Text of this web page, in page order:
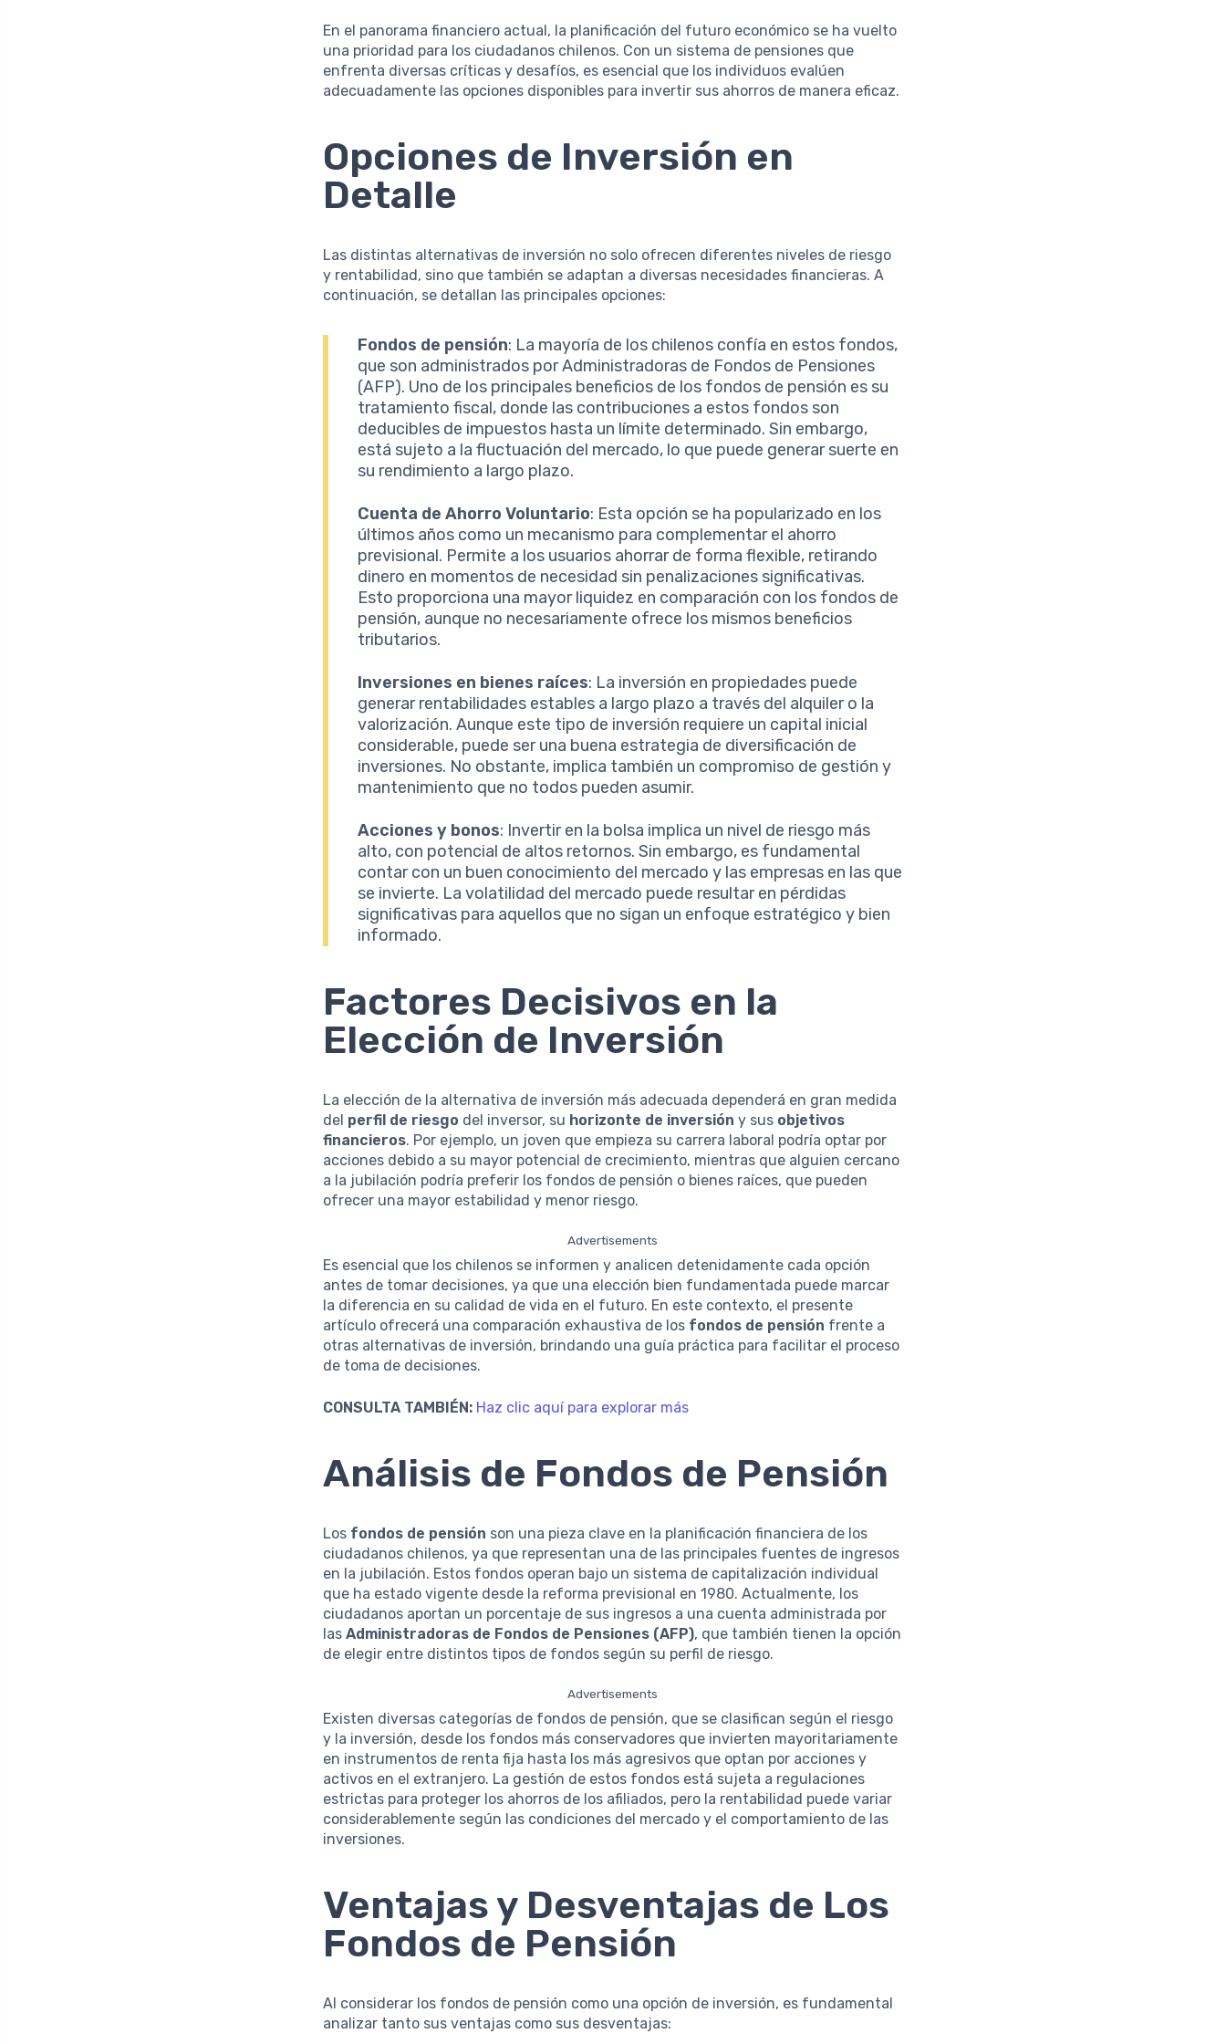
En el panorama financiero actual, la planificación del futuro económico se ha vuelto
una prioridad para los ciudadanos chilenos. Con un sistema de pensiones que
enfrenta diversas críticas y desafíos, es esencial que los individuos evalúen
adecuadamente las opciones disponibles para invertir sus ahorros de manera eficaz.
Opciones de Inversión en
Detalle
Las distintas alternativas de inversión no solo ofrecen diferentes niveles de riesgo
y rentabilidad, sino que también se adaptan a diversas necesidades financieras. A
continuación, se detallan las principales opciones:
Fondos de pensión: La mayoría de los chilenos confía en estos fondos,
que son administrados por Administradoras de Fondos de Pensiones
(AFP). Uno de los principales beneficios de los fondos de pensión es su
tratamiento fiscal, donde las contribuciones a estos fondos son
deducibles de impuestos hasta un límite determinado. Sin embargo,
está sujeto a la fluctuación del mercado, lo que puede generar suerte en
su rendimiento a largo plazo.
Cuenta de Ahorro Voluntario: Esta opción se ha popularizado en los
últimos años como un mecanismo para complementar el ahorro
previsional. Permite a los usuarios ahorrar de forma flexible, retirando
dinero en momentos de necesidad sin penalizaciones significativas.
Esto proporciona una mayor liquidez en comparación con los fondos de
pensión, aunque no necesariamente ofrece los mismos beneficios
tributarios.
Inversiones en bienes raíces: La inversión en propiedades puede
generar rentabilidades estables a largo plazo a través del alquiler o la
valorización. Aunque este tipo de inversión requiere un capital inicial
considerable, puede ser una buena estrategia de diversificación de
inversiones. No obstante, implica también un compromiso de gestión y
mantenimiento que no todos pueden asumir.
Acciones y bonos: Invertir en la bolsa implica un nivel de riesgo más
alto, con potencial de altos retornos. Sin embargo, es fundamental
contar con un buen conocimiento del mercado y las empresas en las que
se invierte. La volatilidad del mercado puede resultar en pérdidas
significativas para aquellos que no sigan un enfoque estratégico y bien
informado.
Factores Decisivos en la
Elección de Inversión
La elección de la alternativa de inversión más adecuada dependerá en gran medida
del perfil de riesgo del inversor, su horizonte de inversión y sus objetivos
financieros. Por ejemplo, un joven que empieza su carrera laboral podría optar por
acciones debido a su mayor potencial de crecimiento, mientras que alguien cercano
a la jubilación podría preferir los fondos de pensión o bienes raíces, que pueden
ofrecer una mayor estabilidad y menor riesgo.
Advertisements
Es esencial que los chilenos se informen y analicen detenidamente cada opción
antes de tomar decisiones, ya que una elección bien fundamentada puede marcar
la diferencia en su calidad de vida en el futuro. En este contexto, el presente
artículo ofrecerá una comparación exhaustiva de los fondos de pensión frente a
otras alternativas de inversión, brindando una guía práctica para facilitar el proceso
de toma de decisiones.
CONSULTA TAMBIÉN: Haz clic aquí para explorar más
Análisis de Fondos de Pensión
Los fondos de pensión son una pieza clave en la planificación financiera de los
ciudadanos chilenos, ya que representan una de las principales fuentes de ingresos
en la jubilación. Estos fondos operan bajo un sistema de capitalización individual
que ha estado vigente desde la reforma previsional en 1980. Actualmente, los
ciudadanos aportan un porcentaje de sus ingresos a una cuenta administrada por
lasAdministradoras de Fondos de Pensiones (AFP), que también tienen la opción
de elegir entre distintos tipos de fondos según su perfil de riesgo.
Advertisements
Existen diversas categorías de fondos de pensión, que se clasifican según el riesgo
y la inversión, desde los fondos más conservadores que invierten mayoritariamente
en instrumentos de renta fija hasta los más agresivos que optan por acciones y
activos en el extranjero. La gestión de estos fondos está sujeta a regulaciones
estrictas para proteger los ahorros de los afiliados, pero la rentabilidad puede variar
considerablemente según las condiciones del mercado y el comportamiento de las
inversiones.
Ventajas y Desventajas de Los
Fondos de Pensión
Al considerar los fondos de pensión como una opción de inversión, es fundamental
analizar tanto sus ventajas como sus desventajas: